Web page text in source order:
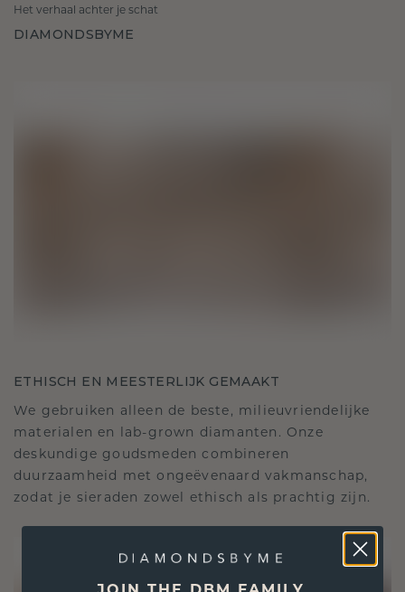
Het verhaal achter je schat
DIAMONDSBYME
ETHISCH EN MEESTERLIJK GEMAAKT
We gebruiken alleen de beste, milieuvriendelijke
materialen en lab-grown diamanten. Onze
deskundige goudsmeden combineren
duurzaamheid met ongeëvenaard vakmanschap,
zodat je sieraden zowel ethisch als prachtig zijn.